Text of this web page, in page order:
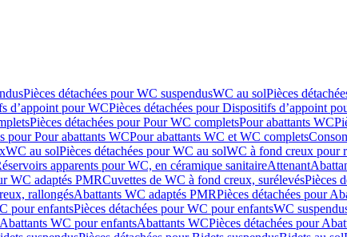
Pièces détachées pour WC suspendusWC au solPièces
d’appoint pour WCPièces détachées pour Dispositifs d’appoint
Pièces détachées pour Pour WC completsPour abattants WC
pour Pour abattants WCPour abattants WC et WC complets
WC au solPièces détachées pour WC au solWC à fond creux pour
apparents pour WC, en céramique sanitaireAttenant
WC adaptés PMRCuvettes de WC à fond creux, surélevésPièces
rallongésAbattants WC adaptés PMRPièces détachées pour
pour enfantsPièces détachées pour WC pour enfantsWC
WC pour enfantsAbattants WCPièces détachées pour